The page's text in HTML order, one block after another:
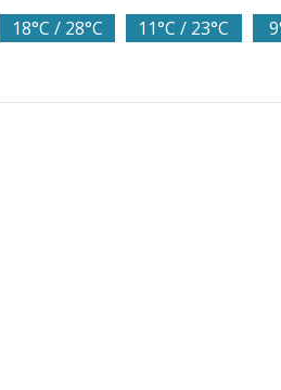
18°C / 28°C 11°C / 23°C